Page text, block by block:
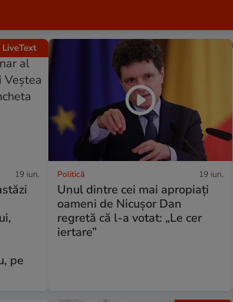
LiveText
19 iun.
pe
Politică 19 iun.
Unul dintre cei mai apropiați
oameni de Nicușor Dan
regretă că l-a votat: „Le cer
iertare”